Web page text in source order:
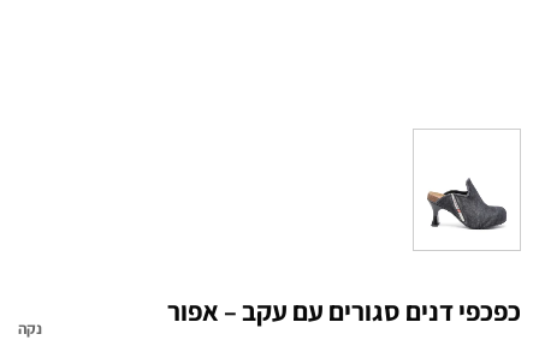
כפכפי דנים סגורים עם עקב – אפור נקה